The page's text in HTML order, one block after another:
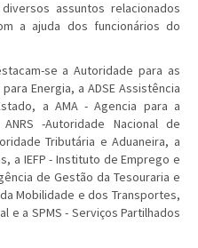
assuntos relacionados
a ajuda dos funcionários do
se a Autoridade para as
Energia, a ADSE Assistência
a AMA - Agencia para a
-Autoridade Nacional de
Tributária e Aduaneira, a
a IEFP - Instituto de Emprego e
de Gestão da Tesouraria e
Mobilidade e dos Transportes,
e a SPMS - Serviços Partilhados